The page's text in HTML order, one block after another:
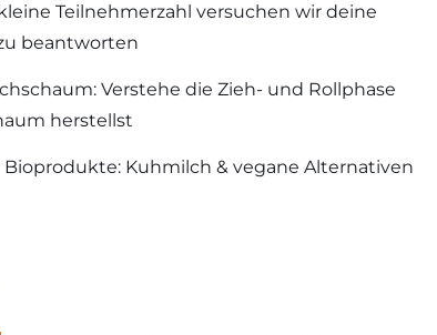
Teilnehmerzahl versuchen wir deine
beantworten
Verstehe die Zieh- und Rollphase
herstellst
Kuhmilch & vegane Alternativen